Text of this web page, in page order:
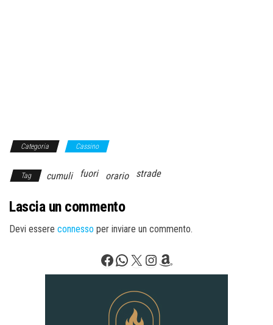
Categoria Cassino
Tag cumuli fuori orario strade
Lascia un commento
Devi essere connesso per inviare un commento.
Facebook
WhatsApp
X Instagram
Amazon